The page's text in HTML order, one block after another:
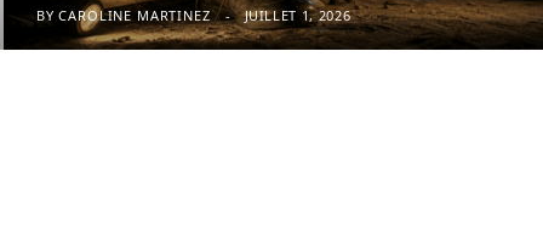
BY CAROLINE MARTINEZ JUILLET 1, 2026